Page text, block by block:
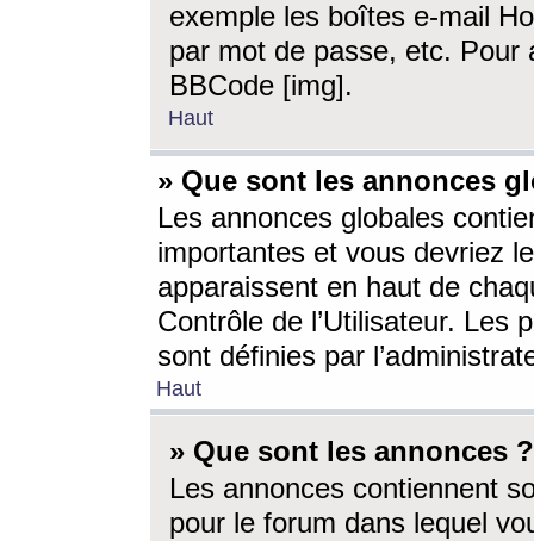
exemple les boîtes e-mail
par mot de passe, etc. Pour
BBCode [img].
Haut
» Que sont les annonces
Les annonces globales
importantes et vous devriez
apparaissent en haut de
Contrôle de l’Utilisateur. Les
sont définies par
Haut
» Que sont les annonces ?
Les annonces contiennent
pour le forum dans lequel